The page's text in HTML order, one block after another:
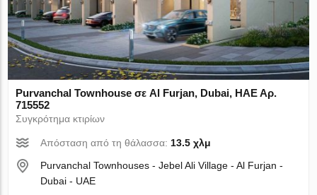
Purvanchal Townhouse σε Al Furjan, Dubai, ΗΑΕ Αρ.
715552
Συγκρότημα κτιρίων
Απόσταση από τη θάλασσα: 13.5 χλμ
Purvanchal Townhouses - Jebel Ali Village - Al Furjan -
Dubai - UAE